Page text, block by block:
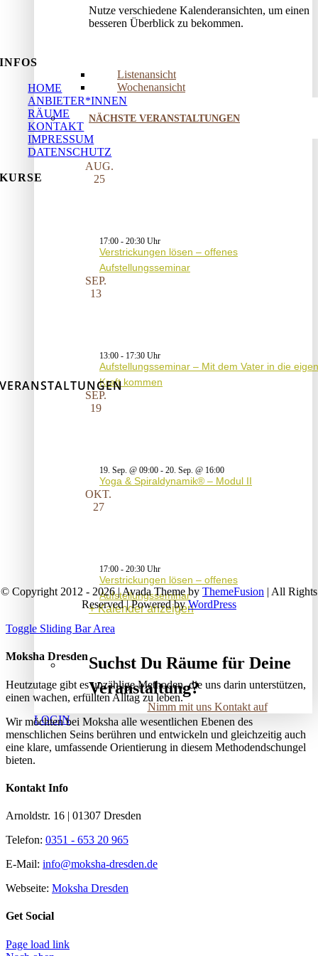
Nutze verschiedene Kalenderansichten, um einen
besseren Überblick zu bekommen.
Listenansicht
Wochenansicht
NÄCHSTE VERANSTALTUNGEN
AUG.
25
17:00 - 20:30
Verstrickungen lösen – offenes
Aufstellungsseminar
SEP.
13
13:00 - 17:30
Aufstellungsseminar – Mit dem Vater in die
Kraft kommen
SEP.
19
19. Sep. @ 09:00 - 20. Sep. @ 16:00
Yoga & Spiraldynamik® – Modul II
OKT.
27
17:00 - 20:30
Verstrickungen lösen – offenes
Aufstellungsseminar
Kalender anzeigen
Suchst Du Räume für Deine
Veranstaltung?
Nimm mit uns Kontakt auf
LOGIN
INFOS
HOME
ANBIETER*INNEN
RÄUME
KONTAKT
IMPRESSUM
DATENSCHUTZ
KURSE
VERANSTALTUNGEN
© Copyright 2012 - 2026 | Avada Theme by ThemeFusion | All Rights
Reserved | Powered byWordPress
Toggle Sliding Bar Area
Moksha Dresden
Heutzutage gibt es unzählige Methoden, die uns darin unterstützen,
einen wachen, erfüllten Alltag zu leben.
Wir möchten bei Moksha alle wesent­lichen Ebenen des
menschlichen Seins berühren und entwickeln und gleichzeitig auch
eine klare, umfassende Orientierung in diesem Methodendschungel
bieten.
Kontakt Info
Arnoldstr. 16 | 01307 Dresden
Telefon: 0351 - 653 20 965
E-Mail: info@moksha-dresden.de
Webseite: Moksha Dresden
Get Social
Page load link